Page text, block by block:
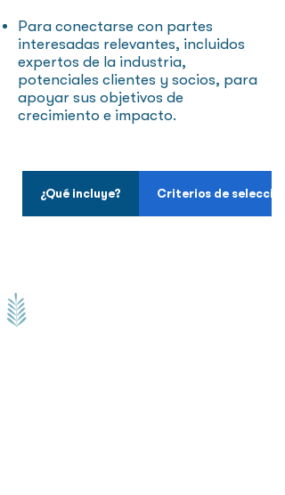
Para conectarse con partes
interesadas relevantes, incluidos
expertos de la industria,
potenciales clientes y socios, para
apoyar sus objetivos de
crecimiento e impacto.
¿Qué incluye? Criterios de selección